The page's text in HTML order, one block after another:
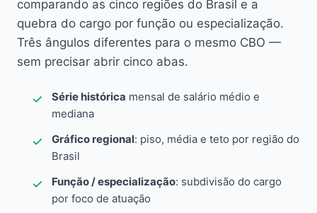
comparando as cinco regiões do Brasil e a
quebra do cargo por função ou especialização.
Três ângulos diferentes para o mesmo CBO —
sem precisar abrir cinco abas.
Série histórica mensal de salário médio e
mediana
Gráfico regional: piso, média e teto por região do
Brasil
Função / especialização: subdivisão do cargo
por foco de atuação